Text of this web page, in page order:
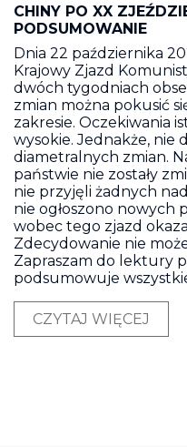
CHINY PO XX
PODSUMOWANIE
Dnia 22 października
Krajowy Zjazd
dwóch tygodniach
zmian można pokusić
zakresie. Oczekiwania
wysokie. Jednakże, nie
diametralnych zmian.
państwie nie zostały
nie przyjęli żadnych
nie ogłoszono nowych
wobec tego zjazd
Zdecydowanie nie
Zapraszam do lektury
podsumowuje
CZYTAJ WIĘCEJ